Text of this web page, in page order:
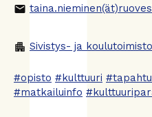
email
apartment Sivistys- ja koulutoimisto
#opisto #kulttuuri
#matkailuinfo